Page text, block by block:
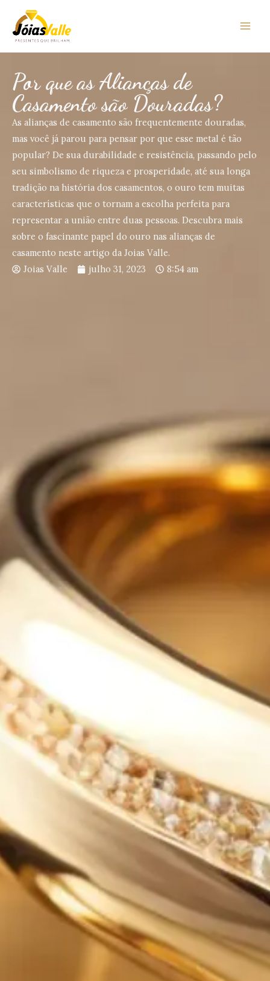
Por que as Alianças de
Casamento são Douradas?
As alianças de casamento são frequentemente douradas,
mas você já parou para pensar por que esse metal é tão
popular? De sua durabilidade e resistência, passando pelo
seu simbolismo de riqueza e prosperidade, até sua longa
tradição na história dos casamentos, o ouro tem muitas
características que o tornam a escolha perfeita para
representar a união entre duas pessoas. Descubra mais
sobre o fascinante papel do ouro nas alianças de
casamento neste artigo da Joias Valle.
Joias Valle
julho 31, 2023 8:54 am